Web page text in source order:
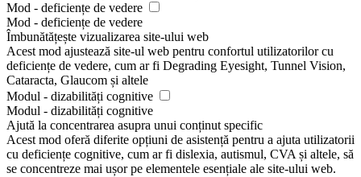
Mod - deficiențe de vedere
Mod - deficiențe de vedere
Îmbunătățește vizualizarea site-ului web
Acest mod ajustează site-ul web pentru confortul utilizatorilor cu
deficiențe de vedere, cum ar fi Degrading Eyesight, Tunnel Vision,
Cataracta, Glaucom și altele
Modul - dizabilități cognitive
Modul - dizabilități cognitive
Ajută la concentrarea asupra unui conținut specific
Acest mod oferă diferite opțiuni de asistență pentru a ajuta utilizatorii
cu deficiențe cognitive, cum ar fi dislexia, autismul, CVA și altele, să
se concentreze mai ușor pe elementele esențiale ale site-ului web.